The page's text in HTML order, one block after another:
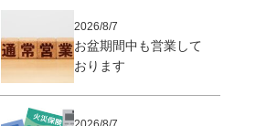
2026/8/7
お盆期間中も営業して
おります